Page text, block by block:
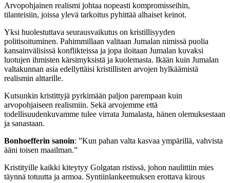
Arvopohjainen realismi johtaa nopeasti kompromisseihin,
tilanteisiin, joissa ylevä tarkoitus pyhittää alhaiset keinot.
Yksi huolestuttava seurausvaikutus on kristillisyyden
politisoituminen. Pahimmillaan valitaan Jumalan nimissä puolia
kansainvälisissä konflikteissa ja jopa iloitaan Jumalan kuvaksi
luotujen ihmisten kärsimyksistä ja kuolemasta. Ikään kuin Jumalan
valtakunnan asia edellyttäisi kristillisten arvojen hylkäämistä
realismin alttarille.
Kutsunkin kristittyjä pyrkimään paljon parempaan kuin
arvopohjaiseen realismiin. Sekä arvojemme että
todellisuudenkuvamme tulee virrata Jumalasta, hänen olemuksestaan
ja sanastaan.
Bonhoefferin sanoin: ”Kun pahan valta kasvaa ympärillä, vahvista
ääni toisen maailman.”
Kristityille kaikki kiteytyy Golgatan ristissä, johon naulittiin mies
täynnä totuutta ja armoa. Syntiinlankeemuksen erottava kirous